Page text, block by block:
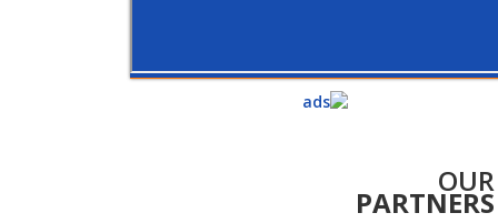
OUR
PARTNERS